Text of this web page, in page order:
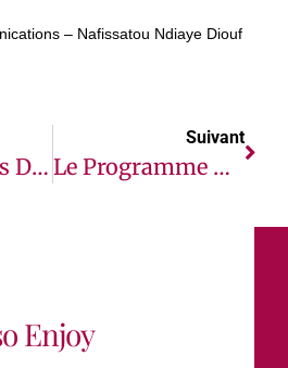
– Nafissatou Ndiaye Diouf
Ethiopie : Plus D’un Million De Personnes Menacées Par Le Choléra, Alerte OCHA
Suivant
Le Programme ANGA Et NIGCOMSAT Ltd, Conjointement Avec Thales Alenia Space Et L’Agence Nigériane De Gestion De L’espace Aérien, Accélèrent Le Développement Des Services SBAS Pour L’aviation En Afrique En Menant Des Vols De Démonstrations À L’Aéroport International Nnamdi Azikwe D’Abuja Au Nigéria
Enjoy